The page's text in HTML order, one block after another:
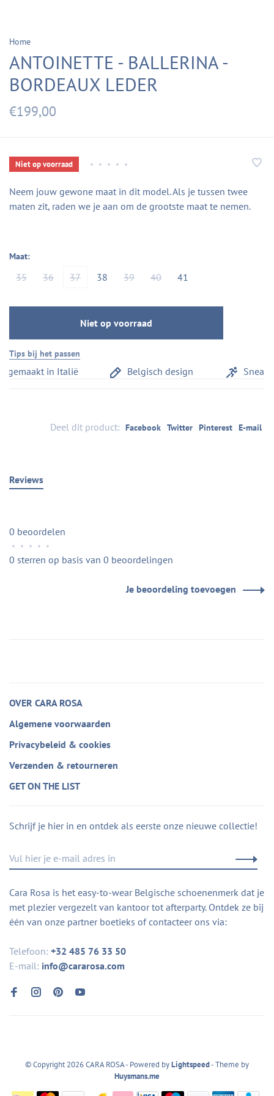
Home
ANTOINETTE - BALLERINA -
BORDEAUX LEDER
€199,00
Niet op voorraad • • • • •
Neem jouw gewone maat in dit model. Als je tussen twee
maten zit, raden we je aan om de grootste maat te nemen.
Maat:
35 36 37 38 39 40 41
Niet op voorraad
Tips bij het passen
in Italië Belgisch design
Deel dit product: Facebook Twitter Pinterest E-mail
Reviews
0 beoordelen
• • • • •
0 sterren op basis van 0 beoordelingen
Je beoordeling toevoegen
OVER CARA ROSA
Algemene voorwaarden
Privacybeleid & cookies
Verzenden & retourneren
GET ON THE LIST
Schrijf je hier in en ontdek als eerste onze nieuwe collectie!
Cara Rosa is het easy-to-wear Belgische schoenenmerk dat je
met plezier vergezelt van kantoor tot afterparty. Ontdek ze bij
één van onze partner boetieks of contacteer ons via:
Telefoon: +32 485 76 33 50
E-mail: info@cararosa.com
© Copyright 2026 CARA ROSA- Powered byLightspeed- Theme by
Huysmans.me